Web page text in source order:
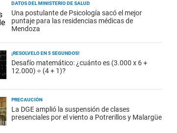
DATOS DEL MINISTERIO DE SALUD
Una postulante de Psicología sacó el mejor
puntaje para las residencias médicas de
Mendoza
¡RESOLVELO EN 5 SEGUNDOS!
Desafío matemático: ¿cuánto es (3.000 x 6 +
12.000) ÷ (4 + 1)?
PRECAUCIÓN
La DGE amplió la suspensión de clases
presenciales por el viento a Potrerillos y Malargüe